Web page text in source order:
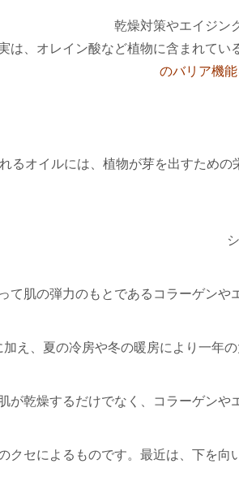
乾燥対策やエイジン
は、オレイン酸など植物に含まれて
のバリア機
るオイルには、植物が芽を出すため
て肌の弾力のもとであるコラーゲンや
え、夏の冷房や冬の暖房により一年
が乾燥するだけでなく、コラーゲンや
クセによるものです。最近は、下を